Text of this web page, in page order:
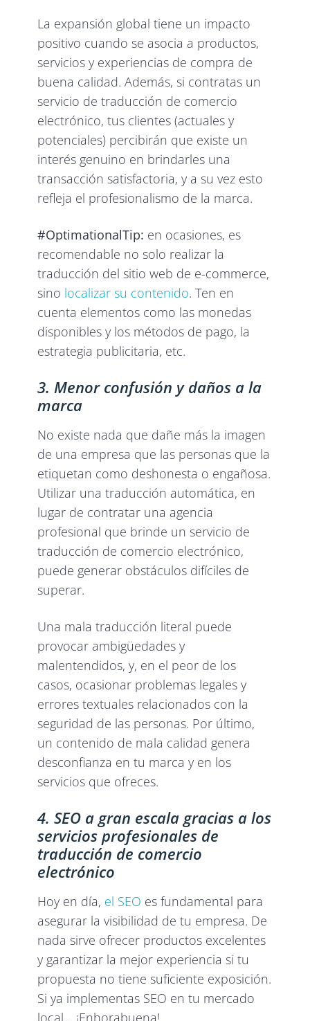
La expansión global tiene un impacto
positivo cuando se asocia a productos,
servicios y experiencias de compra de
buena calidad. Además, si contratas un
servicio de traducción de comercio
electrónico, tus clientes (actuales y
potenciales) percibirán que existe un
interés genuino en brindarles una
transacción satisfactoria, y a su vez esto
refleja el profesionalismo de la marca.
#OptimationalTip: en ocasiones, es
recomendable no solo realizar la
traducción del sitio web de e-commerce,
sino localizar su contenido. Ten en
cuenta elementos como las monedas
disponibles y los métodos de pago, la
estrategia publicitaria, etc.
3. Menor confusión y daños a la
marca
No existe nada que dañe más la imagen
de una empresa que las personas que la
etiquetan como deshonesta o engañosa.
Utilizar una traducción automática, en
lugar de contratar una agencia
profesional que brinde un servicio de
traducción de comercio electrónico,
puede generar obstáculos difíciles de
superar.
Una mala traducción literal puede
provocar ambigüedades y
malentendidos, y, en el peor de los
casos, ocasionar problemas legales y
errores textuales relacionados con la
seguridad de las personas. Por último,
un contenido de mala calidad genera
desconfianza en tu marca y en los
servicios que ofreces.
4. SEO a gran escala gracias a los
servicios profesionales de
traducción de comercio
electrónico
Hoy en día, el SEO es fundamental para
asegurar la visibilidad de tu empresa. De
nada sirve ofrecer productos excelentes
y garantizar la mejor experiencia si tu
propuesta no tiene suficiente exposición.
Si ya implementas SEO en tu mercado
local… ¡Enhorabuena!